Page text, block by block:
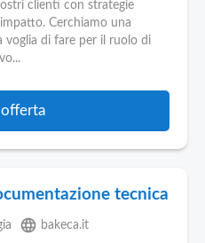
clienti con strategie
Cerchiamo una
voglia di fare per il ruolo di
tecnica
language bakeca.it